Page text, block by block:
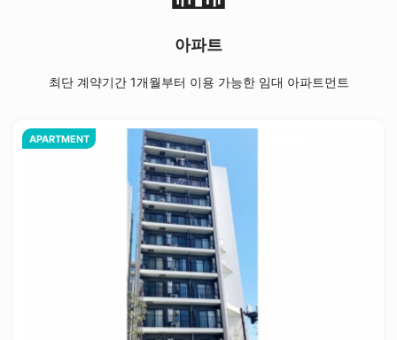
아파트
최단 계약기간 1개월부터 이용 가능한 임대 아파트먼트
APARTMENT